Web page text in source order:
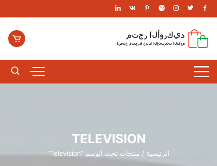
التجاوز
إلى
المحتوى
TELEVISION
الرئيسية / منتجات تحت الوسم “Television”